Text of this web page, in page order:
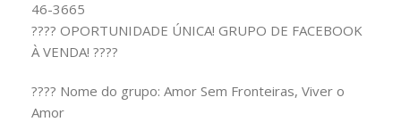
46-3665
???? OPORTUNIDADE ÚNICA! GRUPO DE FACEBOOK
À VENDA! ????
???? Nome do grupo: Amor Sem Fronteiras, Viver o
Amor